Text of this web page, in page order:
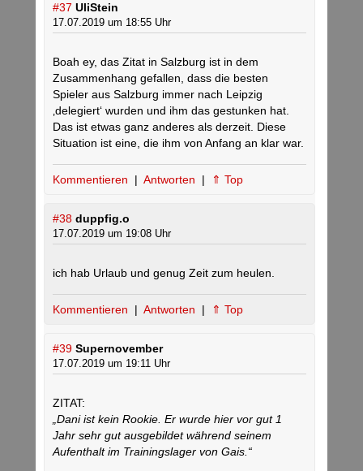
#37 UliStein
17.07.2019 um 18:55 Uhr
Boah ey, das Zitat in Salzburg ist in dem
Zusammenhang gefallen, dass die besten
Spieler aus Salzburg immer nach Leipzig
‚delegiert‘ wurden und ihm das gestunken hat.
Das ist etwas ganz anderes als derzeit. Diese
Situation ist eine, die ihm von Anfang an klar war.
Kommentieren | Antworten | ⇑ Top
#38 duppfig.o
17.07.2019 um 19:08 Uhr
ich hab Urlaub und genug Zeit zum heulen.
Kommentieren | Antworten | ⇑ Top
#39 Supernovember
17.07.2019 um 19:11 Uhr
ZITAT:
„Dani ist kein Rookie. Er wurde hier vor gut 1
Jahr sehr gut ausgebildet während seinem
Aufenthalt im Trainingslager von Gais.“